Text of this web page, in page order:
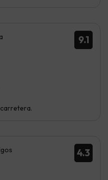
9.1
4.3